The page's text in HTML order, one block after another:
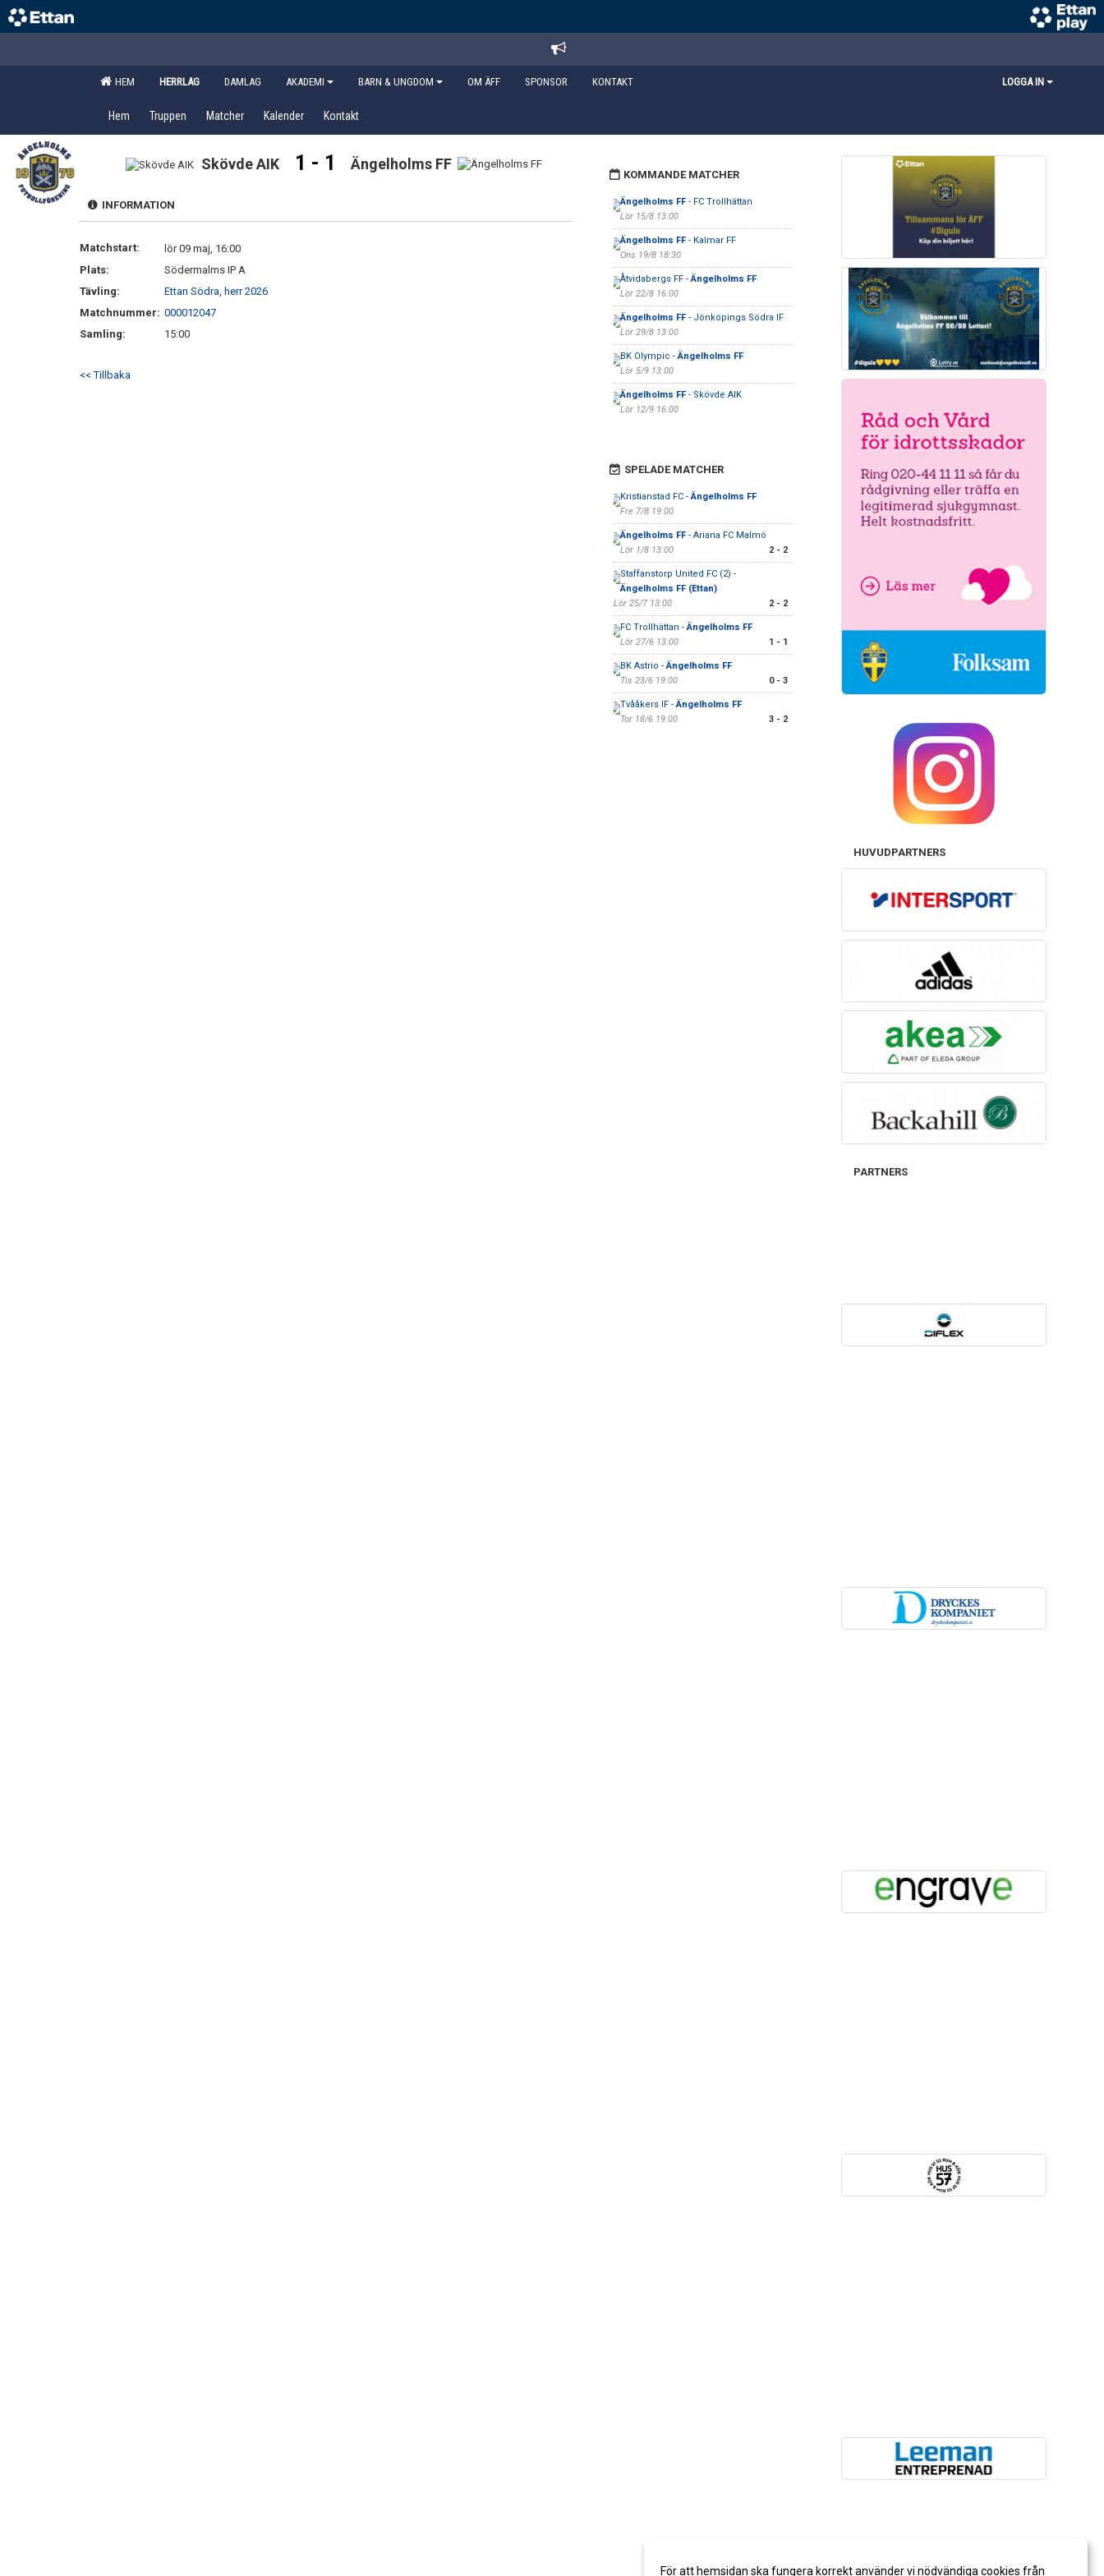
HEM HERRLAG DAMLAG AKADEMI BARN & UNGDOM OM ÄFF SPONSOR KONTAKT LOGGA IN
Hem Truppen Matcher Kalender Kontakt
Skövde AIK 1 - 1 Ängelholms FF
INFORMATION
Matchstart:
lör 09 maj, 16:00
Plats:
Södermalms IP A
Tävling:
Ettan Södra, herr 2026
Matchnummer: 000012047
Samling:
15:00
<< Tillbaka
KOMMANDE MATCHER
Ängelholms FF- FC Trollhättan
Lör 15/8 13:00
Ängelholms FF- Kalmar FF
Ons 19/8 18:30
Åtvidabergs FF -Ängelholms FF
Lör 22/8 16:00
Ängelholms FF- Jönköpings Södra IF
Lör 29/8 13:00
BK Olympic -Ängelholms FF
Lör 5/9 13:00
Ängelholms FF- Skövde AIK
Lör 12/9 16:00
SPELADE MATCHER
Kristianstad FC -Ängelholms FF
Fre 7/8 19:00
Ängelholms FF- Ariana FC Malmö
Lör 1/8 13:00
2 - 2
Staffanstorp United FC (2) -
Ängelholms FF (Ettan)
Lör 25/7 13:00
2 - 2
FC Trollhättan -Ängelholms FF
Lör 27/6 13:00
1 - 1
BK Astrio -Ängelholms FF
Tis 23/6 19:00
0 - 3
Tvååkers IF -Ängelholms FF
Tor 18/6 19:00
3 - 2
HUVUDPARTNERS
PARTNERS
För att hemsidan ska fungera korrekt använder vi nödvändiga cookies från